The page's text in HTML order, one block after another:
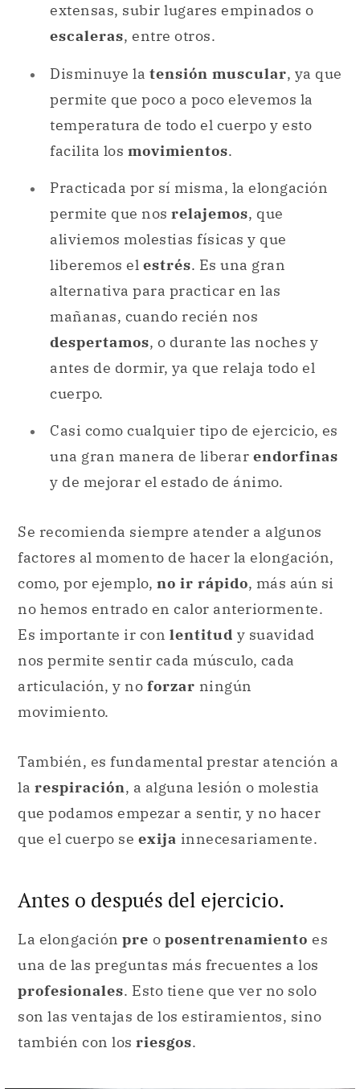
extensas, subir lugares empinados o
escaleras, entre otros.
Disminuye la tensión muscular, ya que
permite que poco a poco elevemos la
temperatura de todo el cuerpo y esto
facilita los movimientos.
Practicada por sí misma, la elongación
permite que nos relajemos, que
aliviemos molestias físicas y que
liberemos el estrés. Es una gran
alternativa para practicar en las
mañanas, cuando recién nos
despertamos, o durante las noches y
antes de dormir, ya que relaja todo el
cuerpo.
Casi como cualquier tipo de ejercicio, es
una gran manera de liberar endorfinas
y de mejorar el estado de ánimo.
Se recomienda siempre atender a algunos
factores al momento de hacer la elongación,
como, por ejemplo, no ir rápido, más aún si
no hemos entrado en calor anteriormente.
Es importante ir con lentitud y suavidad
nos permite sentir cada músculo, cada
articulación, y no forzar ningún
movimiento.
También, es fundamental prestar atención a
la respiración, a alguna lesión o molestia
que podamos empezar a sentir, y no hacer
que el cuerpo se exija innecesariamente.
Antes o después del ejercicio.
La elongación pre o posentrenamiento es
una de las preguntas más frecuentes a los
profesionales. Esto tiene que ver no solo
son las ventajas de los estiramientos, sino
también con los riesgos.